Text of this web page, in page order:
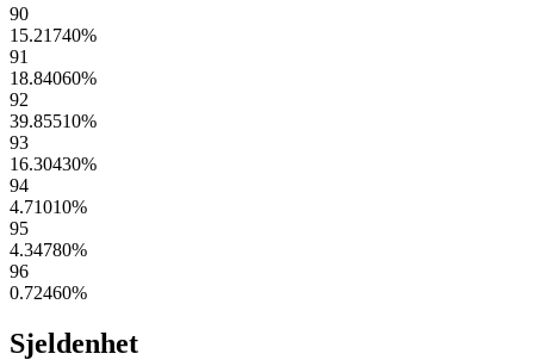
90
15.21740%
91
18.84060%
92
39.85510%
93
16.30430%
94
4.71010%
95
4.34780%
96
0.72460%
Sjeldenhet